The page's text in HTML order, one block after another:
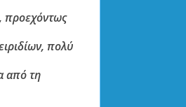
προεχόντως
πολύ
από τη